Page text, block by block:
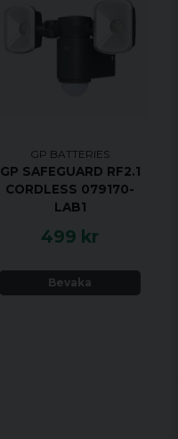
GP BATTERIES
GP SAFEGUARD RF2.1
CORDLESS 079170-
LAB1
499 kr
Bevaka